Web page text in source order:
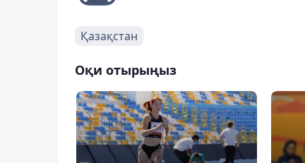
Қазақстан
Оқи отырыңыз